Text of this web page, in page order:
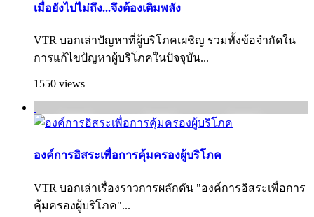
เมื่อยังไปไม่ถึง...จึงต้องเติมพลัง
VTR บอกเล่าปัญหาที่ผู้บริโภคเผชิญ รวมทั้งข้อจำกัดใน
การแก้ไขปัญหาผู้บริโภคใ­นปัจจุบัน...
1550 views
องค์การอิสระเพื่อการคุ้มครองผู้บริโภค
VTR บอกเล่าเรื่องราวการผลักดัน "องค์การอิสระเพื่อการ
คุ้มครองผู้บริ­โภค"...